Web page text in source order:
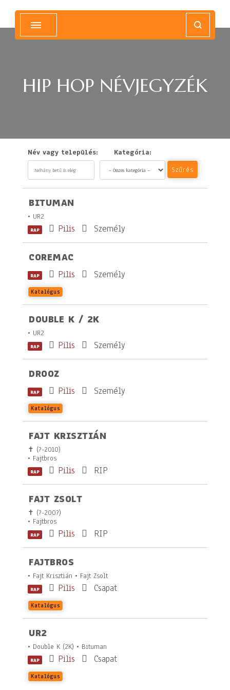
HIP HOP NÉVJEGYZÉK
Név vagy település:
Kategória:
Szűrés
BITUMAN
• UR2
RAP Pilis Személy
COREMAC
RAP Pilis Személy
Katalógus
DOUBLE K / 2K
• UR2
RAP Pilis Személy
DROOZ
RAP Pilis Személy
Katalógus
FAJT KRISZTIÁN
✝ (?-2010)
• Fajtbros
RAP Pilis RIP
FAJT ZSOLT
✝ (?-200?)
• Fajtbros
RAP Pilis RIP
FAJTBROS
• Fajt Krisztián • Fajt Zsolt
RAP Pilis Csapat
Katalógus
UR2
• Double K (2K) • Bituman
RAP Pilis Csapat
Katalógus